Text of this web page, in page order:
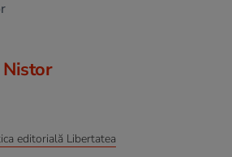
Nistor
editorială Libertatea